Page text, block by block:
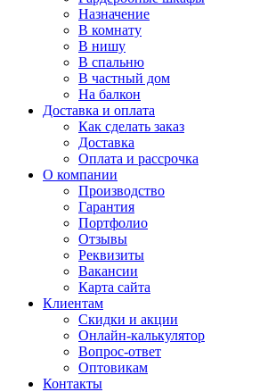
Назначение
В комнату
В нишу
В спальню
В частный дом
На балкон
Доставка и оплата
Как сделать заказ
Доставка
Оплата и рассрочка
О компании
Производство
Гарантия
Портфолио
Отзывы
Реквизиты
Вакансии
Карта сайта
Клиентам
Скидки и акции
Онлайн-калькулятор
Вопрос-ответ
Оптовикам
Контакты